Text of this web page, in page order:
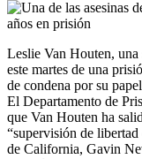
Leslie Van Houten, una
este martes de una
de condena por su
El Departamento de
que Van Houten ha
“supervisión de
de California, Gavin